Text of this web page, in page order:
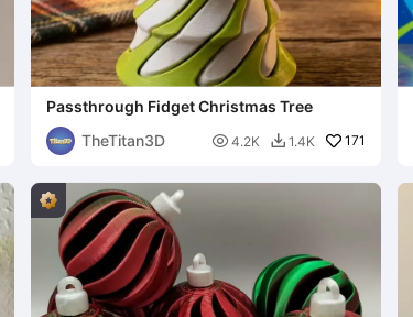
Passthrough Fidget Christmas Tree
TheTitan3D
 4.2K  1.4K 171